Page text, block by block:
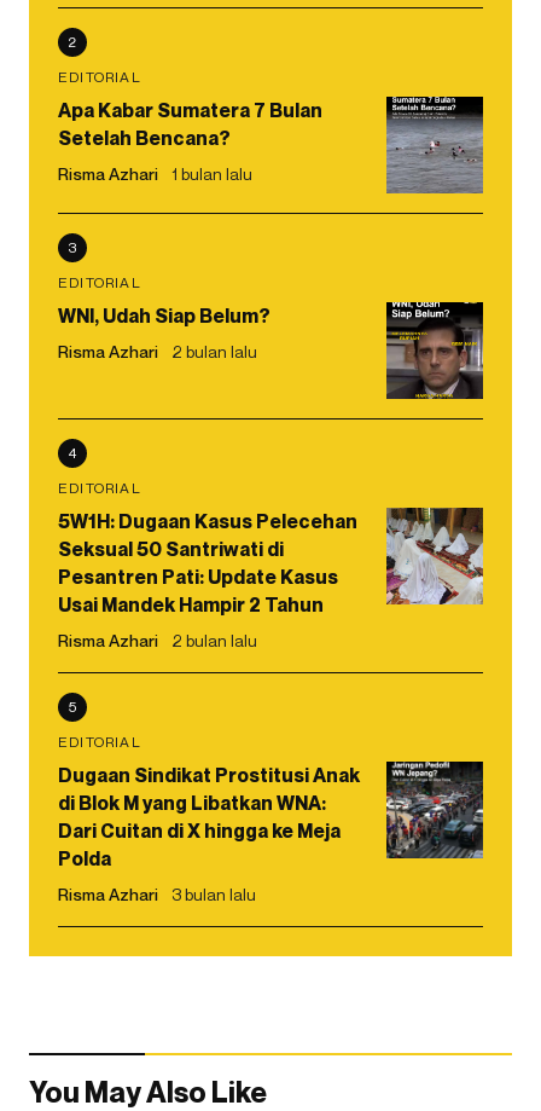
2
EDITORIAL
Apa Kabar Sumatera 7 Bulan
Setelah Bencana?
Risma Azhari 1 bulan lalu
3
EDITORIAL
WNI, Udah Siap Belum?
Risma Azhari 2 bulan lalu
4
EDITORIAL
5W1H: Dugaan Kasus Pelecehan
Seksual 50 Santriwati di
Pesantren Pati: Update Kasus
Usai Mandek Hampir 2 Tahun
Risma Azhari 2 bulan lalu
5
EDITORIAL
Dugaan Sindikat Prostitusi Anak
di Blok M yang Libatkan WNA:
Dari Cuitan di X hingga ke Meja
Polda
Risma Azhari 3 bulan lalu
You May Also Like